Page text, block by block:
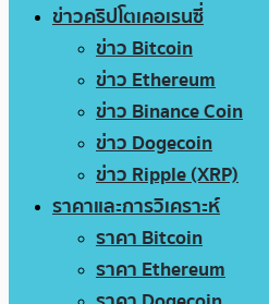
ข่าวคริปโตเคอเรนซี่
ข่าว Bitcoin
ข่าว Ethereum
ข่าว Binance Coin
ข่าว Dogecoin
ข่าว Ripple (XRP)
ราคาและการวิเคราะห์
ราคา Bitcoin
ราคา Ethereum